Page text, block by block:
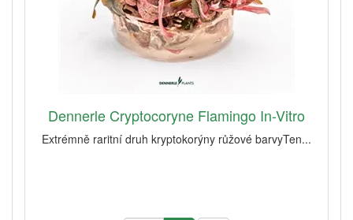
Dennerle Cryptocoryne Flamingo In-Vitro
Extrémně raritní druh kryptokorýny růžové barvyTen...